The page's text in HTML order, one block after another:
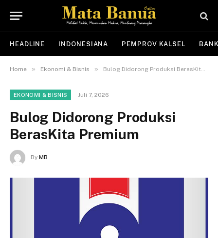
HEADLINE INDONESIANA PEMPROV KALSEL
Home » Ekonomi & Bisnis » Bulog Didorong Produksi BerasKita Premium
EKONOMI & BISNIS Juli 7, 2026
Bulog Didorong Produksi
BerasKita Premium
By MB